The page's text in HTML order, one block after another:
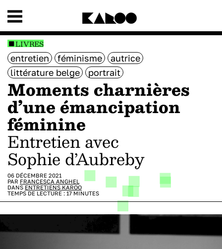
LIVRES
entretien féminisme
autrice
littérature belge
portrait
Moments charnières
d’une émancipation
féminine
Entretien avec
Sophie d’Aubreby
06 DÉCEMBRE 2021
PAR FRANCESCA ANGHEL
DANS ENTRETIENS KAROO
TEMPS DE LECTURE : 17 MINUTES